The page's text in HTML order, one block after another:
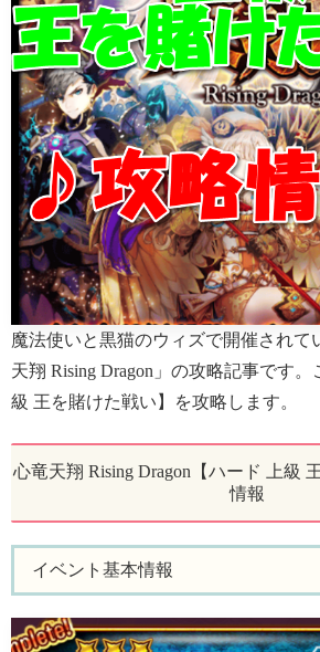
魔法使いと黒猫のウィズで開催されて
天翔 Rising Dragon」の攻略記事です
級 王を賭けた戦い】を攻略します。
心竜天翔 Rising Dragon【ハード 上級
情報
イベント基本情報